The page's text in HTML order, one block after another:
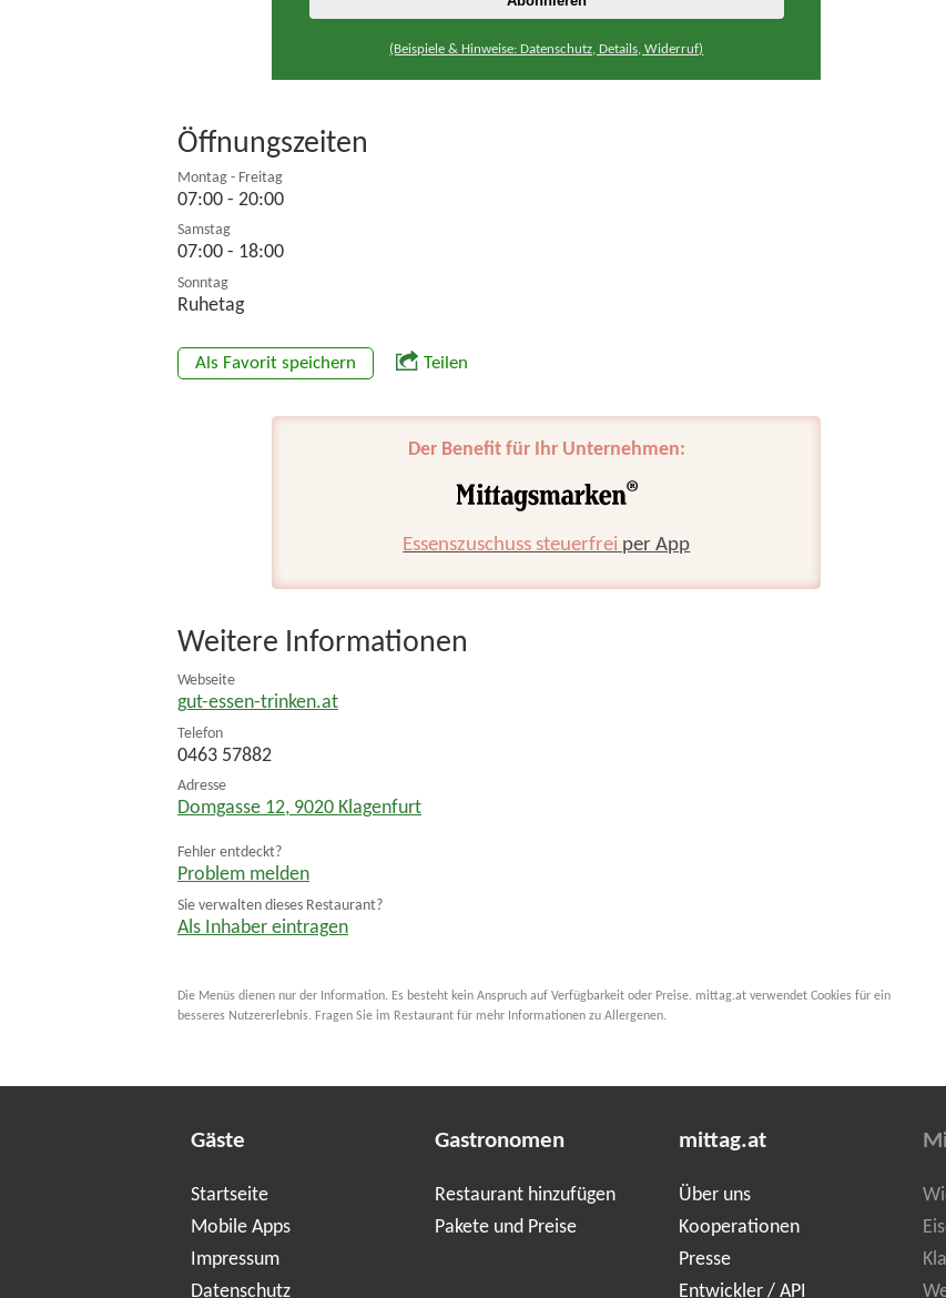
(Beispiele & Hinweise: Datenschutz, Details, Widerruf)
Öffnungszeiten
Montag - Freitag
07:00 - 20:00
Samstag
07:00 - 18:00
Sonntag
Ruhetag
Als Favorit speichern Teilen
Der Benefit für Ihr Unternehmen:
Essenszuschuss steuerfrei per App
Weitere Informationen
Webseite
gut-essen-trinken.at
Telefon
0463 57882
Adresse
Domgasse 12, 9020 Klagenfurt
Fehler entdeckt?
Problem melden
Sie verwalten dieses Restaurant?
Als Inhaber eintragen
Die Menüs dienen nur der Information. Es besteht kein Anspruch auf Verfügbarkeit oder Preise. mittag.at verwendet Cookies für ein
besseres Nutzererlebnis. Fragen Sie im Restaurant für mehr Informationen zu Allergenen.
Gäste
Startseite
Mobile Apps
Impressum
Datenschutz
Gastronomen
Restaurant hinzufügen
Pakete und Preise
mittag.at
Über uns
Kooperationen
Presse
Entwickler / API